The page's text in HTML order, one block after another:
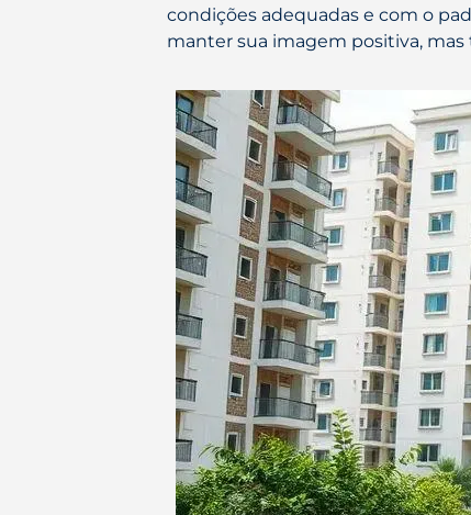
condições adequadas e com o
manter sua imagem positiva,